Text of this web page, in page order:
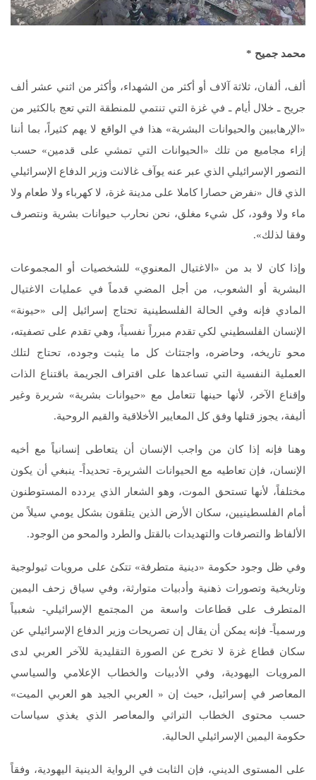
محمد جميح *
ألف، ألفان، ثلاثة آلاف أو أكثر من الشهداء، وأكثر من اثني عشر ألف
جريح ـ خلال أيام ـ في غزة التي تنتمي للمنطقة التي تعج بالكثير من
«الإرهابيين والحيوانات البشرية» هذا في الواقع لا يهم كثيراً، بما أننا
إزاء مجاميع من تلك «الحيوانات التي تمشي على قدمين» حسب
التصور الإسرائيلي الذي عبر عنه يوآف غالانت وزير الدفاع الإسرائيلي
الذي قال «نفرض حصارا كاملا على مدينة غزة، لا كهرباء ولا طعام ولا
ماء ولا وقود، كل شيء مغلق، نحن نحارب حيوانات بشرية ونتصرف
وفقا لذلك».
وإذا كان لا بد من «الاغتيال المعنوي» للشخصيات أو المجموعات
البشرية أو الشعوب، من أجل المضي قدماً في عمليات الاغتيال
المادي فإنه وفي الحالة الفلسطينية تحتاج إسرائيل إلى «حيونة»
الإنسان الفلسطيني لكي تقدم مبرراً نفسياً، وهي تقدم على تصفيته،
محو تاريخه، وحاضره، واجتثاث كل ما يثبت وجوده، تحتاج لتلك
العملية النفسية التي تساعدها على اقتراف الجريمة باقتناع الذات
وإقناع الآخر، لأنها حينها تتعامل مع «حيوانات بشرية» شريرة وغير
أليفة، يجوز قتلها وفق كل المعايير الأخلاقية والقيم الروحية.
وهنا فإنه إذا كان من واجب الإنسان أن يتعاطى إنسانياً مع أخيه
الإنسان، فإن تعاطيه مع الحيوانات الشريرة- تحديداً- ينبغي أن يكون
مختلفاً، لأنها تستحق الموت، وهو الشعار الذي يردده المستوطنون
أمام الفلسطينيين، سكان الأرض الذين يتلقون بشكل يومي سيلاً من
الألفاظ والتصرفات والتهديدات بالقتل والطرد والمحو من الوجود.
وفي ظل وجود حكومة «دينية متطرفة» تتكئ على مرويات ثيولوجية
وتاريخية وتصورات ذهنية وأدبيات متوارثة، وفي سياق زحف اليمين
المتطرف على قطاعات واسعة من المجتمع الإسرائيلي- شعبياً
ورسمياً- فإنه يمكن أن يقال إن تصريحات وزير الدفاع الإسرائيلي عن
سكان قطاع غزة لا تخرج عن الصورة التقليدية للآخر العربي لدى
المرويات اليهودية، وفي الأدبيات والخطاب الإعلامي والسياسي
المعاصر في إسرائيل، حيث إن « العربي الجيد هو العربي الميت»
حسب محتوى الخطاب التراثي والمعاصر الذي يغذي سياسات
حكومة اليمين الإسرائيلي الحالية.
على المستوى الديني، فإن الثابت في الرواية الدينية اليهودية، وفقاً